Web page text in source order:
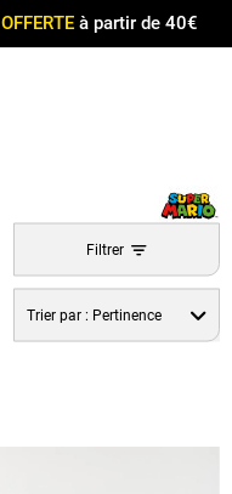
OFFERTEà partir de 40€
Filtrer
Trier par : Pertinence